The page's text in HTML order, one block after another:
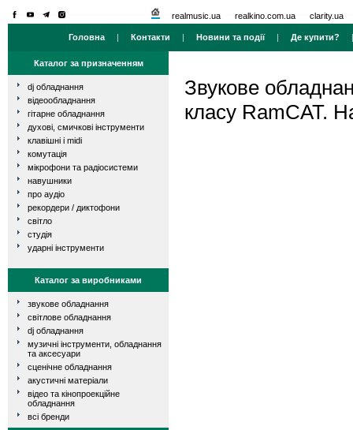
realmusic.ua realkino.com.ua clarity.ua
Головна | Контакти | Новини та події| Де купити?
Каталог за призначенням
dj обладнання
відеообладнання
гітарне обладнання
духові, смичкові інструменти
клавішні і midi
комутація
мікрофони та радіосистеми
навушники
про аудіо
рекордери / диктофони
світло
студія
ударні інструменти
Каталог за виробниками
звукове обладнання
світлове обладнання
dj обладнання
музичні інструменти, обладнання
та аксесуари
сценічне обладнання
акустичні матеріали
відео та кінопроекційне
обладнання
всі бренди
Звукове
класу RamCAT.